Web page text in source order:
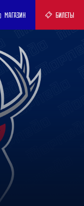
МАГАЗИН БИЛЕТЫ